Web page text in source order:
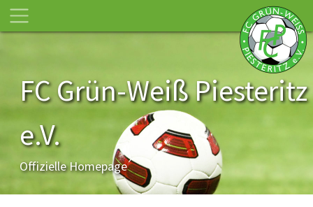
FC Grün-Weiß Piesteritz
e.V.
Offizielle Homepage